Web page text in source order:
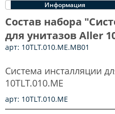
Информация
Состав набора
для унитазов Aller
арт: 10TLT.010.ME.MB01
Система инсталляции
10TLT.010.ME
арт: 10TLT.010.ME